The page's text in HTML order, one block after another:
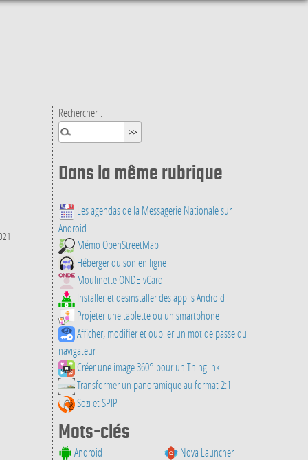
Rechercher :
Dans la même rubrique
Les agendas de la Messagerie Nationale sur
Android
Mémo OpenStreetMap
Héberger du son en ligne
Moulinette ONDE-vCard
Installer et desinstaller des applis Android
Projeter une tablette ou un smartphone
Afficher, modifier et oublier un mot de passe du
navigateur
Créer une image 360° pour un Thinglink
Transformer un panoramique au format 2:1
Sozi et SPIP
Mots-clés
Android
Nova Launcher